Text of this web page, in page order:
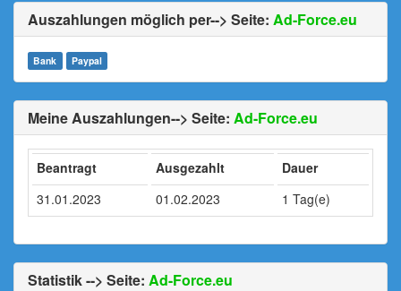
Auszahlungen möglich per--> Seite: Ad-Force.eu
Bank Paypal
Meine Auszahlungen--> Seite: Ad-Force.eu
Beantragt Ausgezahlt
Dauer
31.01.2023
01.02.2023 1 Tag(e)
Statistik --> Seite: Ad-Force.eu